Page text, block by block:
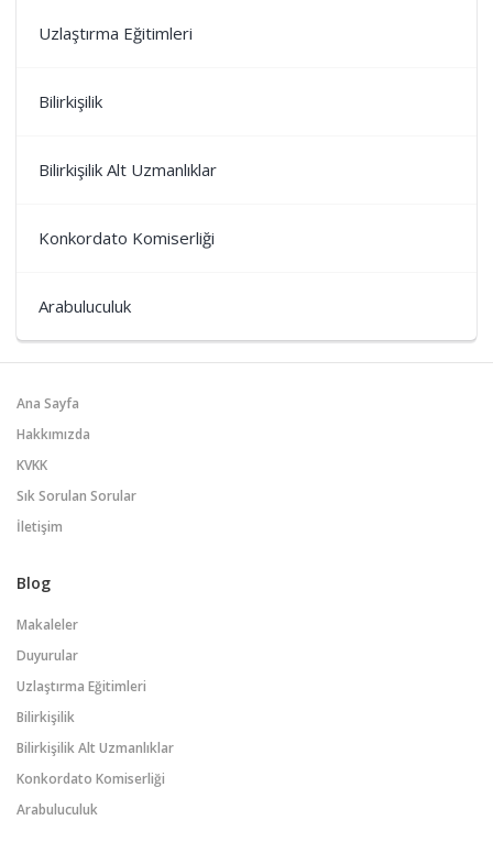
Uzlaştırma Eğitimleri
Bilirkişilik
Bilirkişilik Alt Uzmanlıklar
Konkordato Komiserliği
Arabuluculuk
Ana Sayfa
Hakkımızda
KVKK
Sık Sorulan Sorular
İletişim
Blog
Makaleler
Duyurular
Uzlaştırma Eğitimleri
Bilirkişilik
Bilirkişilik Alt Uzmanlıklar
Konkordato Komiserliği
Arabuluculuk